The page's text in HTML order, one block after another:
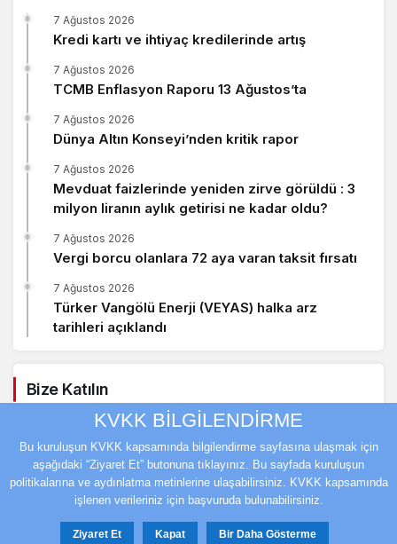
Kredi kartı ve ihtiyaç kredilerinde artış
7 Ağustos 2026
TCMB Enflasyon Raporu 13 Ağustos’ta
7 Ağustos 2026
Dünya Altın Konseyi’nden kritik rapor
7 Ağustos 2026
Mevduat faizlerinde yeniden zirve görüldü : 3
milyon liranın aylık getirisi ne kadar oldu?
7 Ağustos 2026
Vergi borcu olanlara 72 aya varan taksit fırsatı
7 Ağustos 2026
Türker Vangölü Enerji (VEYAS) halka arz
tarihleri açıklandı
7 Ağustos 2026
Bize Katılın
Youtube Instagram
KVKK BİLGİLENDİRME
Bu kuruluşun KVKK kapsamında bilgilendirme sayfasına ulaşmak için
aşağıdaki “Ziyaret Et” butonuna tıklayınız. Bu sayfada kuruluşun
politikalarına ve aydınlatma metinlerine ulaşabilirsiniz. KVKK kapsamında
işlenen verileriniz için başvuruda bulunabilirsiniz.
Ziyaret Et Kapat Bir Daha Gösterme